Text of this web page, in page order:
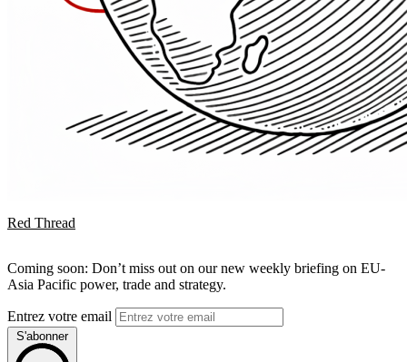
Red Thread
Coming soon: Don’t miss out on our new weekly briefing on EU-
Asia Pacific power, trade and strategy.
Entrez votre email
S'abonner